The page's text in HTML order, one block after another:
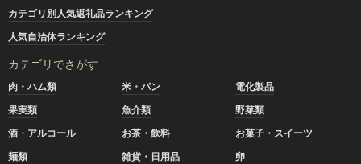
カテゴリ別人気返礼品ランキング
人気自治体ランキング
カテゴリでさがす
肉・ハム類 米・パン
電化製品
果実類
魚介類
野菜類
酒・アルコール
お茶・飲料
お菓子・スイーツ
麺類
雑貨・日用品
卵